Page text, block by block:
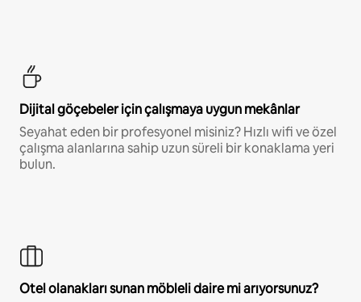
Dijital göçebeler için çalışmaya uygun mekânlar
Seyahat eden bir profesyonel misiniz? Hızlı wifi ve özel
çalışma alanlarına sahip uzun süreli bir konaklama yeri
bulun.
Otel olanakları sunan möbleli daire mi arıyorsunuz?